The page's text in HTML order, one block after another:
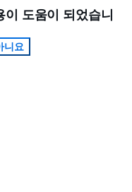
이 도움이 되었습니
니요